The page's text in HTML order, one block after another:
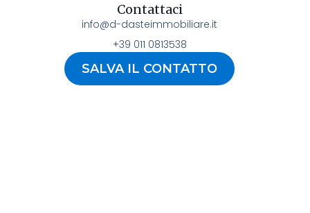
Contattaci
info@d-dasteimmobiliare.it
+39 011 0813538
SALVA IL CONTATTO